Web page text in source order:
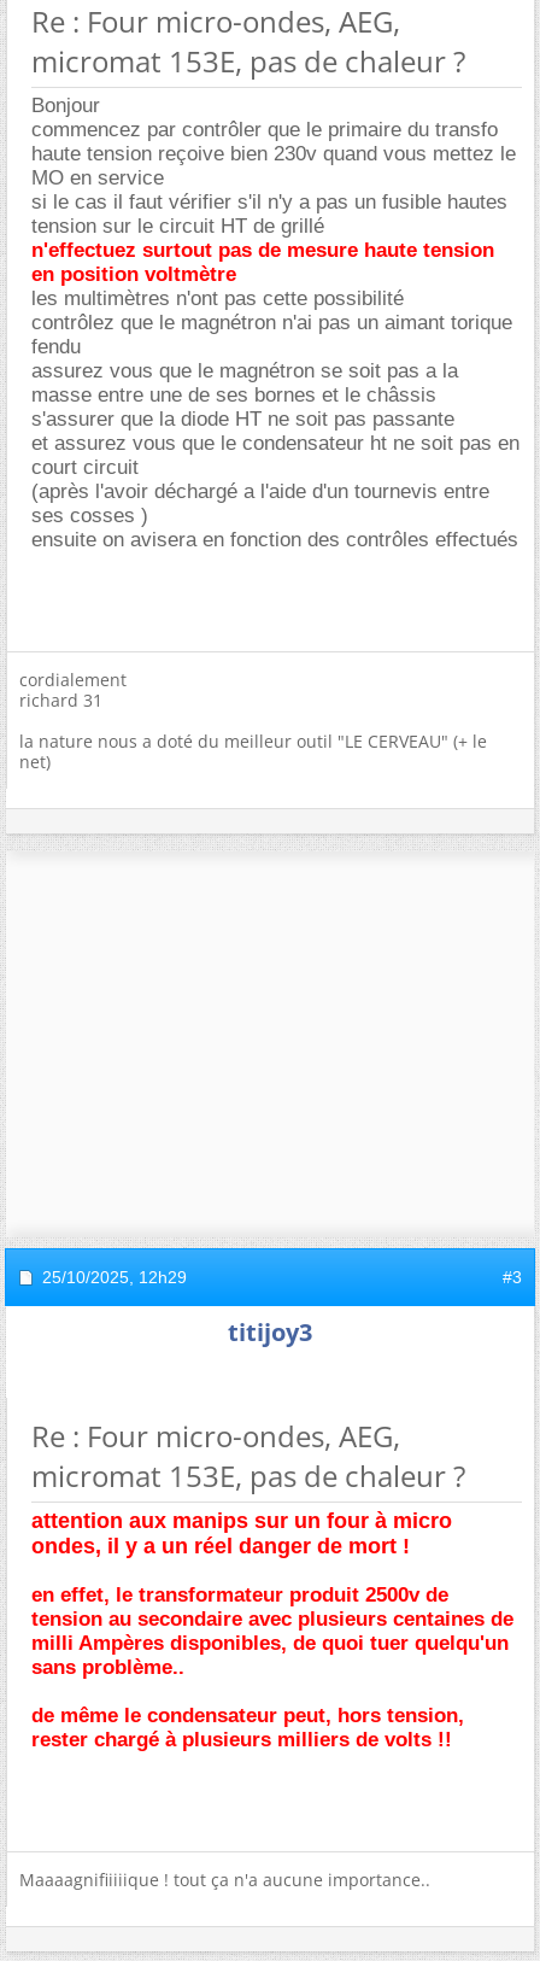
Re : Four micro-ondes, AEG,
micromat 153E, pas de chaleur ?
Bonjour
commencez par contrôler que le primaire du transfo
haute tension reçoive bien 230v quand vous mettez le
MO en service
si le cas il faut vérifier s'il n'y a pas un fusible hautes
tension sur le circuit HT de grillé
n'effectuez surtout pas de mesure haute tension
en position voltmètre
les multimètres n'ont pas cette possibilité
contrôlez que le magnétron n'ai pas un aimant torique
fendu
assurez vous que le magnétron se soit pas a la
masse entre une de ses bornes et le châssis
s'assurer que la diode HT ne soit pas passante
et assurez vous que le condensateur ht ne soit pas en
court circuit
(après l'avoir déchargé a l'aide d'un tournevis entre
ses cosses )
ensuite on avisera en fonction des contrôles effectués
cordialement
richard 31
la nature nous a doté du meilleur outil "LE CERVEAU" (+ le
net)
25/10/2025, 12h29 #3
titijoy3
Re : Four micro-ondes, AEG,
micromat 153E, pas de chaleur ?
attention aux manips sur un four à micro
ondes, il y a un réel danger de mort !
en effet, le transformateur produit 2500v de
tension au secondaire avec plusieurs centaines de
milli Ampères disponibles, de quoi tuer quelqu'un
sans problème..
de même le condensateur peut, hors tension,
rester chargé à plusieurs milliers de volts !!
Maaaagnifiiiiique ! tout ça n'a aucune importance..